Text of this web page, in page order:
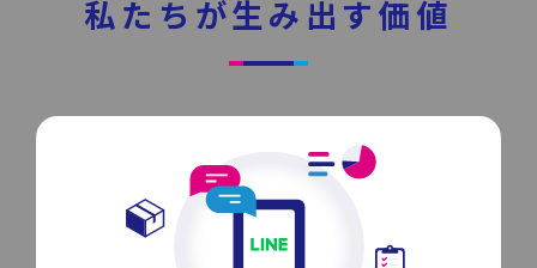
DECA Cloud
データ基盤・マーケティングツール
DECA オンライン接客
DECA カスタマーサポート
Special Contents
私たちが生み出す価値